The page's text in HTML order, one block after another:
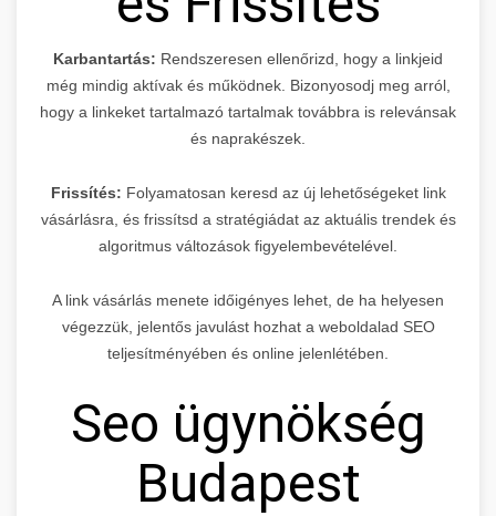
Karbantartás: Rendszeresen ellenőrizd, hogy a linkjeid
még mindig aktívak és működnek. Bizonyosodj meg arról,
hogy a linkeket tartalmazó tartalmak továbbra is relevánsak
és naprakészek.
Frissítés: Folyamatosan keresd az új lehetőségeket link
vásárlásra, és frissítsd a stratégiádat az aktuális trendek és
algoritmus változások figyelembevételével.
A link vásárlás menete időigényes lehet, de ha helyesen
végezzük, jelentős javulást hozhat a weboldalad SEO
teljesítményében és online jelenlétében.
Seo ügynökség
Budapest